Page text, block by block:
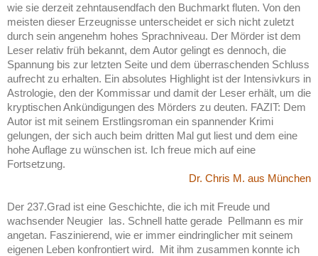
wie sie derzeit zehntausendfach den Buchmarkt fluten. Von den
meisten dieser Erzeugnisse unterscheidet er sich nicht zuletzt
durch sein angenehm hohes Sprachniveau. Der Mörder ist dem
Leser relativ früh bekannt, dem Autor gelingt es dennoch, die
Spannung bis zur letzten Seite und dem überraschenden Schluss
aufrecht zu erhalten. Ein absolutes Highlight ist der Intensivkurs in
Astrologie, den der Kommissar und damit der Leser erhält, um die
kryptischen Ankündigungen des Mörders zu deuten. FAZIT: Dem
Autor ist mit seinem Erstlingsroman ein spannender Krimi
gelungen, der sich auch beim dritten Mal gut liest und dem eine
hohe Auflage zu wünschen ist. Ich freue mich auf eine
Fortsetzung.
Dr. Chris M. aus München
Der 237.Grad ist eine Geschichte, die ich mit Freude und
wachsender Neugier las. Schnell hatte gerade Pellmann es mir
angetan. Faszinierend, wie er immer eindringlicher mit seinem
eigenen Leben konfrontiert wird. Mit ihm zusammen konnte ich